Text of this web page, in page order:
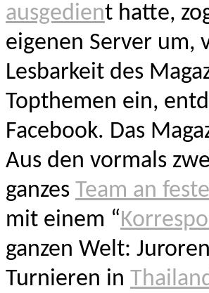
ausgedient hatte,
eigenen Server um,
Lesbarkeit des
Topthemen ein,
Facebook. Das
Aus den vormals
ganzes Team an
mit einem “
ganzen Welt:
Turnieren in